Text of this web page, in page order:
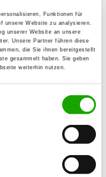
Funktionen für
unsere Website zu analysieren.
unserer Website an unsere
Unsere Partner führen diese
die Sie ihnen bereitgestellt
gesammelt haben. Sie geben
weiterhin nutzen.
Details